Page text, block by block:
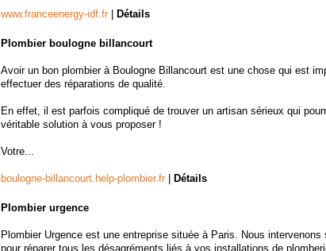
www.franceenergy-idf.fr Détails
Plombier boulogne billancourt
Avoir un bon plombier à Boulogne Billancourt est une chose qui est
effectuer des réparations de qualité.
En effet, il est parfois compliqué de trouver un artisan sérieux qui
véritable solution à vous proposer !
Votre...
boulogne-billancourt.help-plombier.fr Détails
Plombier urgence
Plombier Urgence est une entreprise située à Paris. Nous
pour réparer tous les désagréments liés à vos installations de